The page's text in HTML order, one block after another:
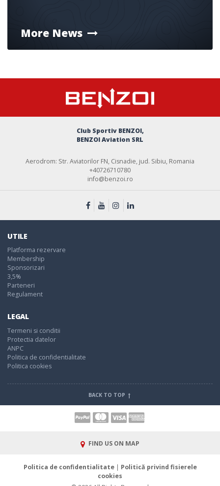
More News
Club Sportiv BENZOI,
BENZOI Aviation SRL
Aerodrom: Str. Aviatorilor FN, Cisnadie, jud. Sibiu, Romania
+40726710780
info@benzoi.ro
UTILE
Platforma rezervare
Membership
Sponsorizari
3,5%
Parteneri
Regulament
LEGAL
Termeni si conditii
Protectia datelor
ANPC
Politica de confidentialitate
Politica cookies
BACK TO TOP
FIND US ON MAP
Politica de confidentialitate| Politică privind fisierele
cookies